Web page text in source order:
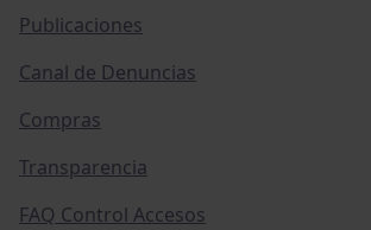
Publicaciones
Canal de Denuncias
Compras
Transparencia
FAQ Control Accesos